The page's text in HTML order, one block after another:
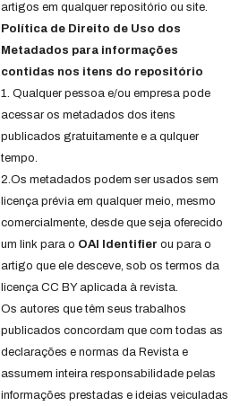
artigos em qualquer repositório ou site.
Política de Direito de Uso dos
Metadados para informações
contidas nos itens do repositório
1. Qualquer pessoa e/ou empresa pode
acessar os metadados dos itens
publicados gratuitamente e a qulquer
tempo.
2.Os metadados podem ser usados sem
licença prévia em qualquer meio, mesmo
comercialmente, desde que seja oferecido
um link para o OAI Identifier ou para o
artigo que ele desceve, sob os termos da
licença CC BY aplicada à revista.
Os autores que têm seus trabalhos
publicados concordam que com todas as
declarações e normas da Revista e
assumem inteira responsabilidade pelas
informações prestadas e ideias veiculadas